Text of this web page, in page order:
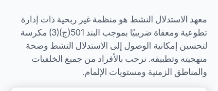
معهد الاستدلال النشط هو منظمة غير ربحية ذات إدارة
تطوعية ومعفاة ضريبيًا بموجب البند 501(ج)(3) مكرسة
لتحسين إمكانية الوصول إلى الاستدلال النشط وصحة
منهجيته وتطبيقه. نرحب بالأفراد من جميع الخلفيات
والمناطق الزمنية ومستويات الإلمام.